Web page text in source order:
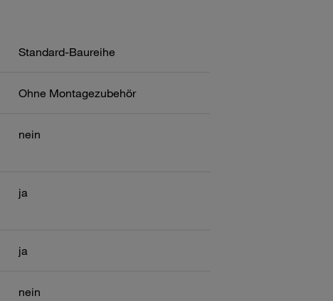
Standard-Baureihe
Ohne Montagezubehör
nein
ja
ja
nein